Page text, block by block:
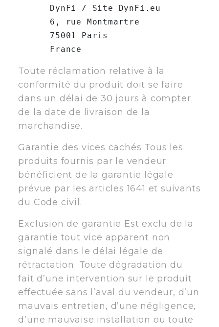
      DynFi / Site DynFi.eu
      6, rue Montmartre
      75001 Paris
Toute réclamation relative à la
conformité du produit doit se faire
dans un délai de 30 jours à compter
de la date de livraison de la
marchandise.
Garantie des vices cachés Tous les
produits fournis par le vendeur
bénéficient de la garantie légale
prévue par les articles 1641 et suivants
du Code civil.
Exclusion de garantie Est exclu de la
garantie tout vice apparent non
signalé dans le délai légale de
rétractation. Toute dégradation du
fait d’une intervention sur le produit
effectuée sans l’aval du vendeur, d’un
mauvais entretien, d’une négligence,
d’une mauvaise installation ou toute